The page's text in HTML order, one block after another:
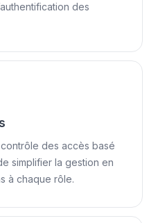
des
des accès basé
simplifier la gestion en
à chaque rôle.